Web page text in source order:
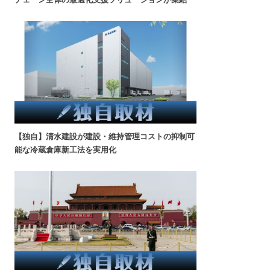
【独自】清水建設が建設・維持管理コストの抑制可
能な冷蔵倉庫新工法を実用化